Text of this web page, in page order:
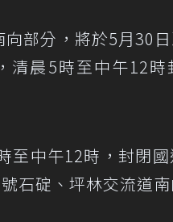
向部分，將於5月30
清晨5時至中午12
至中午12時，封閉
石碇、坪林交流道南